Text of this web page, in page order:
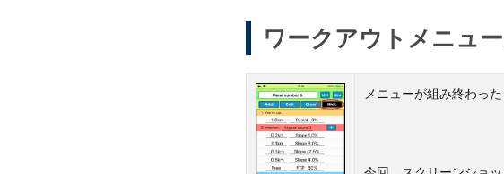
ワークアウトメニュ
メニューが組み終わっ